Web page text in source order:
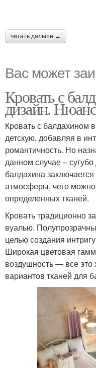
читать дальше →
Вас может
Кровать с
дизайн.
Кровать с балдахином
детскую, добавляя в
романтичность. Но
данном случае –
балдахина
атмосферы, чего
определенных тканей.
Кровать традиционно
вуалью.
целью создания
Широкая цветовая
воздушность — все это
вариантов тканей для